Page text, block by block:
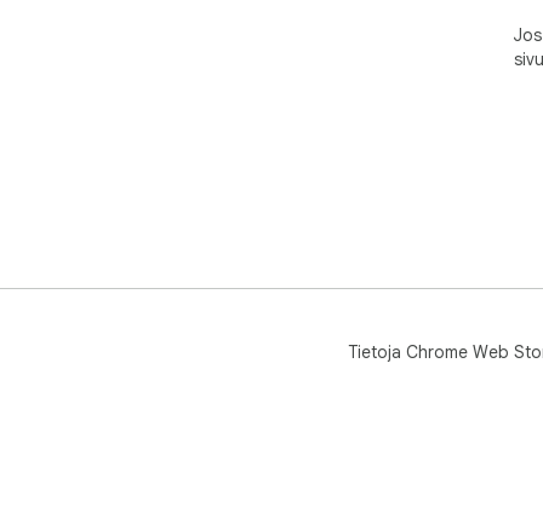
Tietoja Chrome Web